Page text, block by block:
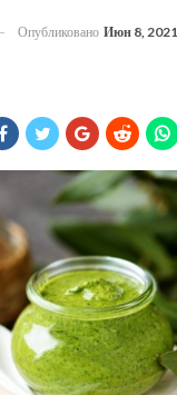
Опубликовано Июн 8, 2021